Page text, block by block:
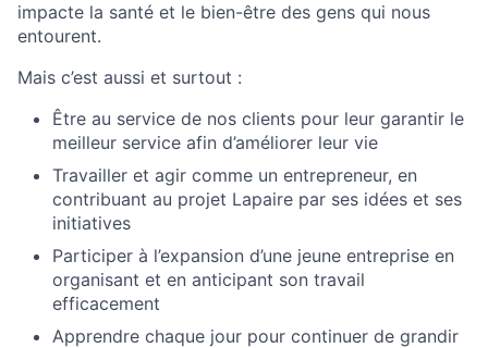
impacte la santé et le bien-être des gens qui nous
entourent.
Mais c’est aussi et surtout :
Être au service de nos clients pour leur garantir le
meilleur service afin d’améliorer leur vie
Travailler et agir comme un entrepreneur, en
contribuant au projet Lapaire par ses idées et ses
initiatives
Participer à l’expansion d’une jeune entreprise en
organisant et en anticipant son travail
efficacement
Apprendre chaque jour pour continuer de grandir